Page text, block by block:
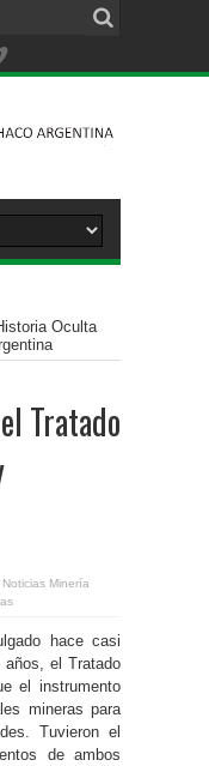
Oculta
Tratado
Noticias Minería
hace casi
años, el Tratado
el instrumento
mineras para
Tuvieron el
de ambos